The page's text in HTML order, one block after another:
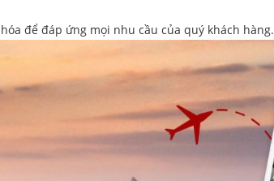
để đáp ứng mọi nhu cầu của quý khách hàng.